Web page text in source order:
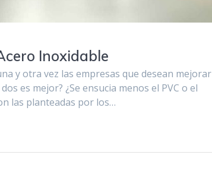
Inoxidable
y otra vez las empresas que desean mejorar
es mejor? ¿Se ensucia menos el PVC o el
las planteadas por los…